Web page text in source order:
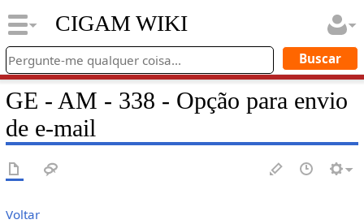
CIGAM WIKI
GE - AM - 338 - Opção para envio
de e-mail
Voltar